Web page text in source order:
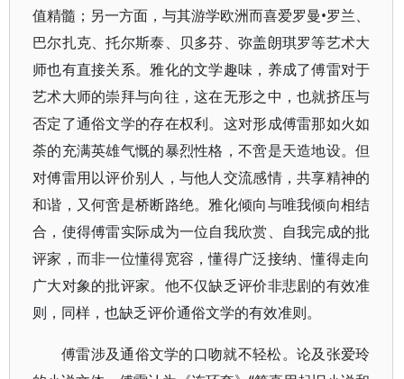
值精髓；另一方面，与其游学欧洲而喜爱罗曼•罗兰、
巴尔扎克、托尔斯泰、贝多芬、弥盖朗琪罗等艺术大
师也有直接关系。雅化的文学趣味，养成了傅雷对于
艺术大师的崇拜与向往，这在无形之中，也就挤压与
否定了通俗文学的存在权利。这对形成傅雷那如火如
荼的充满英雄气慨的暴烈性格，不啻是天造地设。但
对傅雷用以评价别人，与他人交流感情，共享精神的
和谐，又何啻是桥断路绝。雅化倾向与唯我倾向相结
合，使得傅雷实际成为一位自我欣赏、自我完成的批
评家，而非一位懂得宽容，懂得广泛接纳、懂得走向
广大对象的批评家。他不仅缺乏评价非悲剧的有效准
则，同样，也缺乏评价通俗文学的有效准则。
傅雷涉及通俗文学的口吻就不轻松。论及张爱玲